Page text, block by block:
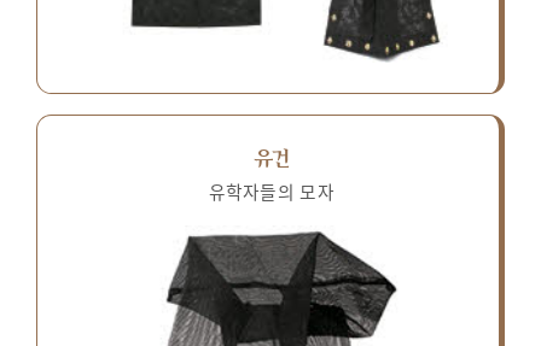
유건
유학자들의 모자